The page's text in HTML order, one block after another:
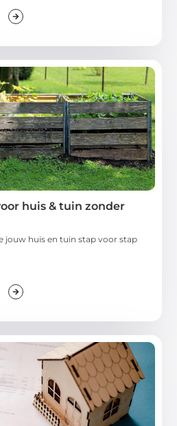
huis & tuin zonder
jouw huis en tuin stap voor stap